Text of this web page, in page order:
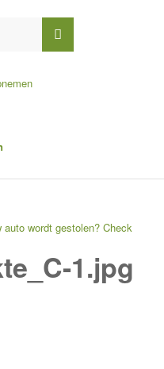
wordt gestolen? Check
1.jpg